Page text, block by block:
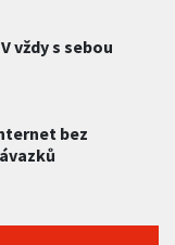
vždy s sebou
bez